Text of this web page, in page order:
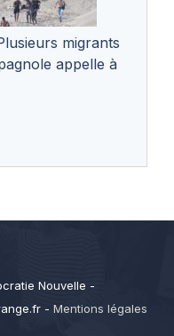
migrants
appelle à
Nouvelle -
- Mentions légales